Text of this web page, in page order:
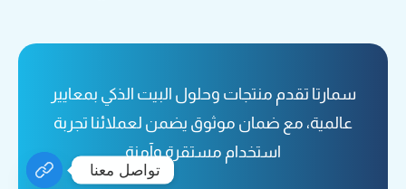
سمارتا تقدم منتجات وحلول البيت الذكي بمعايير
عالمية، مع ضمان موثوق يضمن لعملائنا تجربة
استخدام مستقرة وآمنة
تواصل معنا